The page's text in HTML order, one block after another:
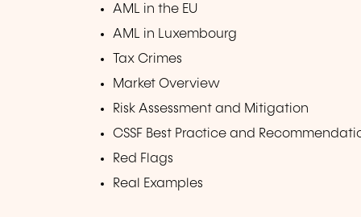
AML in the EU
AML in Luxembourg
Tax Crimes
Market Overview
Risk Assessment and Mitigation
CSSF Best Practice and
Red Flags
Real Examples